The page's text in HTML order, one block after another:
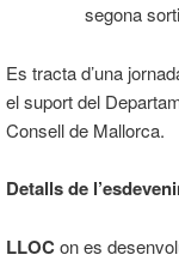
segona
Es tracta d’una
el suport del
Consell de Mallorca.
Detalls de
LLOCon es